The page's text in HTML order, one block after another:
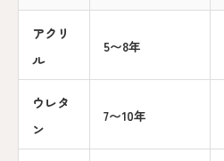
アクリ
ル
5〜8年
ウレタ
ン
7〜10年